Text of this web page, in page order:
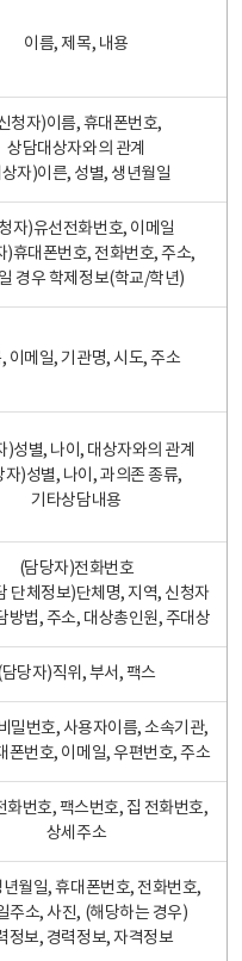
이름, 제목, 내용
청자)이름, 휴대폰번호,
상담대상자와의 관계
자)이른, 성별, 생년월일
자)유선전화번호, 이메일
)휴대폰번호, 전화번호, 주소,
경우 학제정보(학교/학년)
이메일, 기관명, 시도, 주소
)성별, 나이, 대상자와의 관계
자)성별, 나이, 과의존 종류,
기타상담내용
(담당자)전화번호
단체정보)단체명, 지역, 신청자
방법, 주소, 대상총인원, 주대상
당자)직위, 부서, 팩스
밀번호, 사용자이름, 소속기관,
폰번호, 이메일, 우편번호, 주소
화번호, 팩스번호, 집 전화번호,
상세주소
년월일, 휴대폰번호, 전화번호,
주소, 사진, (해당하는 경우)
정보, 경력정보, 자격정보